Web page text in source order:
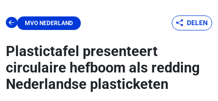
MVO NEDERLAND DELEN
Plastictafel presenteert
circulaire hefboom als redding
Nederlandse plasticketen